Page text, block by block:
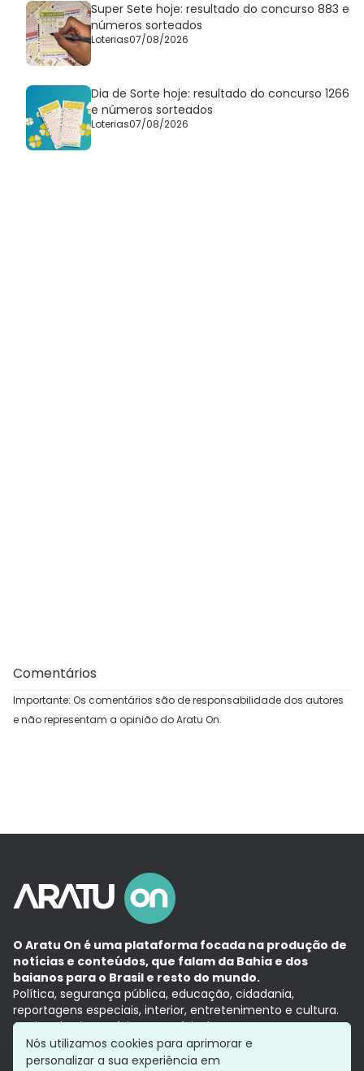
Super Sete hoje: resultado do concurso 883 e
números sorteados
Loterias07/08/2026
Dia de Sorte hoje: resultado do concurso 1266
e números sorteados
Loterias07/08/2026
Comentários
Importante: Os comentários são de responsabilidade dos autores
e não representam a opinião do Aratu On.
O Aratu On é uma plataforma focada na produção de
notícias e conteúdos, que falam da Bahia e dos
baianos para o Brasil e resto do mundo.
Política, segurança pública, educação, cidadania,
reportagens especiais, interior, entretenimento e cultura.
Aqui, tudo vira notícia e a notícia é no tempo presente,
com a credibilidade do Grupo Aratu.
Grupo Aratu
Política de privacidade
Nós utilizamos cookies para aprimorar e
personalizar a sua experiência em